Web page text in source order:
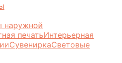
наружной
печатьИнтерьерная
СувениркаСветовые